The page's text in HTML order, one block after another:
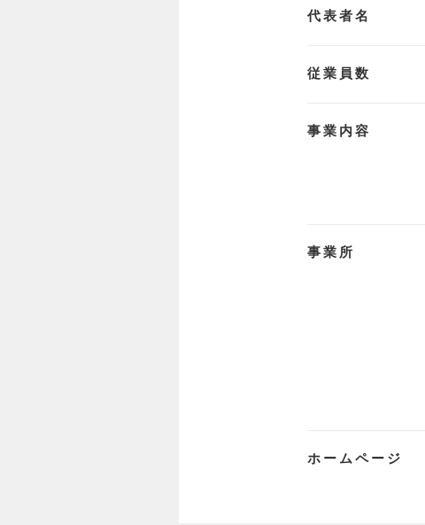
代表者名
従業員数
事業内容
事業所
ホームページ